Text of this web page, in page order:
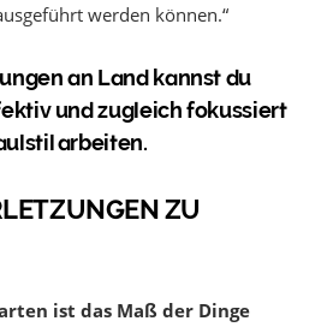
werden können.“
an Land kannst du
und zugleich fokussiert
arbeiten.
ZU
ist das Maß der Dinge